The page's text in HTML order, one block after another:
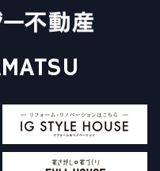
（般-4）第20412号
臣（3）第8168号
Instagram
コラム
査定依頼フォーム